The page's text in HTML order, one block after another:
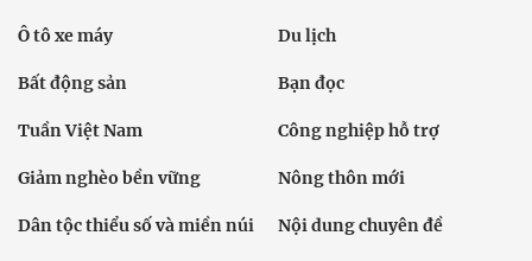
Ô tô xe máy Du lịch
Bất động sản Bạn đọc
Tuần Việt Nam Công nghiệp hỗ trợ
Giảm nghèo bền vững Nông thôn mới
Dân tộc thiểu số và miền núi Nội dung chuyên đề